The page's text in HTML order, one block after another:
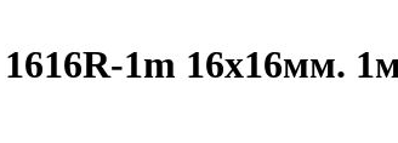
1m 16х16мм.